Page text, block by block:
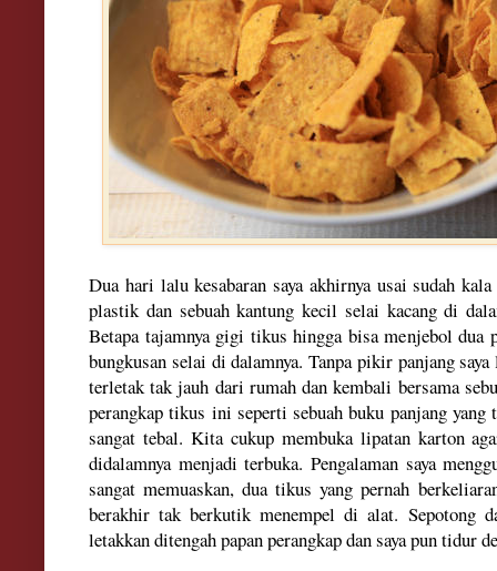
Dua hari lalu kesabaran saya akhirnya usai sudah
plastik dan sebuah kantung kecil selai kacangdi
Betapa tajamnya gigi tikus hingga bisa menjebol dua
bungkusan selai di dalamnya. Tanpa pikir panjang
terletak tak jauh dari rumah dan kembali bersama
perangkap tikus ini seperti sebuah buku panjang yang
sangat tebal. Kita cukup membuka lipatan karton
didalamnya menjadi terbuka.Pengalaman saya
sangat memuaskan, dua tikus yang pernah
berakhir tak berkutikmenempel di alat. Sepotong d
letakkan ditengah papan perangkap dansaya pun tidur